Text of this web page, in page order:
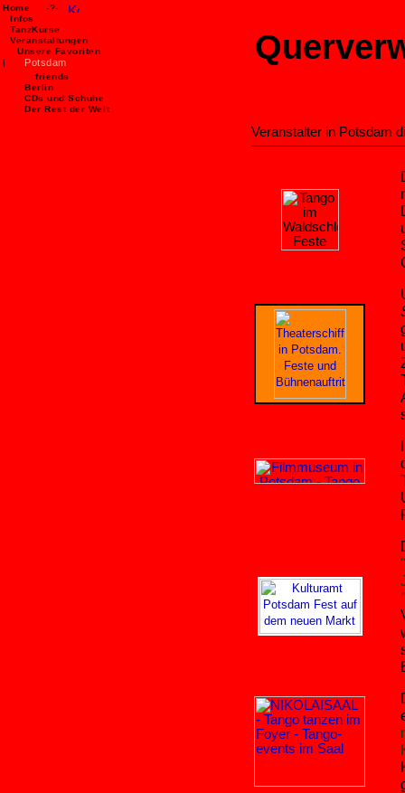
Home
-?-
Infos
TanzKurse
Veranstaltungen
Unsere Favoriten
|
Potsdam
friends
Berlin
CDs und Schuhe
Der Rest der Welt
Veranstalter in Potsdam